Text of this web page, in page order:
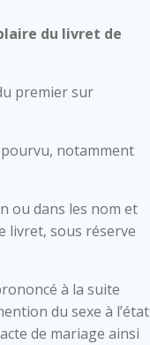
du livret de
premier sur
notamment
ou dans les nom et
livret, sous réserve
à la suite
du sexe à l’état
de mariage ainsi